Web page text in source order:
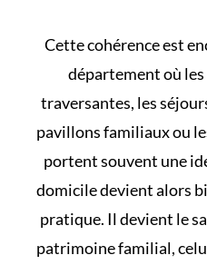
Cette cohérence est
département où les
traversantes, les
pavillons familiaux ou
portent souvent une
domicile devient alors
pratique. Il devient le
patrimoine familial,